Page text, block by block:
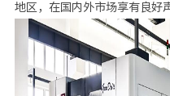
地区，在国内外市场享有良好